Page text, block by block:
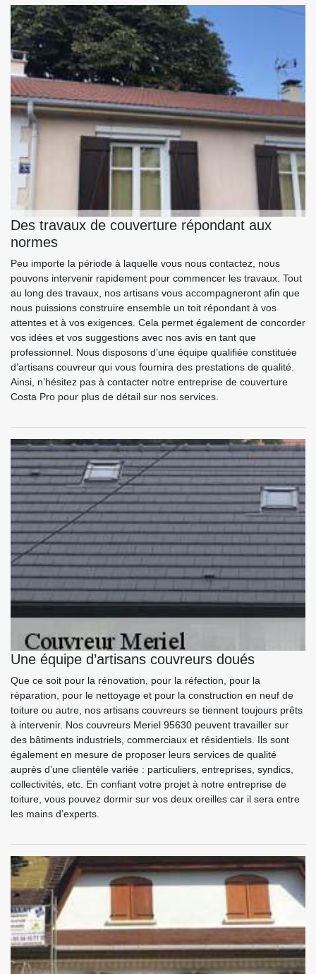
Des travaux de couverture répondant aux
normes
Peu importe la période à laquelle vous nous contactez, nous
pouvons intervenir rapidement pour commencer les travaux. Tout
au long des travaux, nos artisans vous accompagneront afin que
nous puissions construire ensemble un toit répondant à vos
attentes et à vos exigences. Cela permet également de concorder
vos idées et vos suggestions avec nos avis en tant que
professionnel. Nous disposons d’une équipe qualifiée constituée
d’artisans couvreur qui vous fournira des prestations de qualité.
Ainsi, n’hésitez pas à contacter notre entreprise de couverture
Costa Pro pour plus de détail sur nos services.
Une équipe d’artisans couvreurs doués
Que ce soit pour la rénovation, pour la réfection, pour la
réparation, pour le nettoyage et pour la construction en neuf de
toiture ou autre, nos artisans couvreurs se tiennent toujours prêts
à intervenir. Nos couvreurs Meriel 95630 peuvent travailler sur
des bâtiments industriels, commerciaux et résidentiels. Ils sont
également en mesure de proposer leurs services de qualité
auprès d’une clientèle variée : particuliers, entreprises, syndics,
collectivités, etc. En confiant votre projet à notre entreprise de
toiture, vous pouvez dormir sur vos deux oreilles car il sera entre
les mains d’experts.